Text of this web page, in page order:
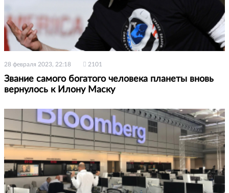
28 февраля 2023, 22:18 2101
Звание самого богатого человека планеты вновь
вернулось к Илону Маску